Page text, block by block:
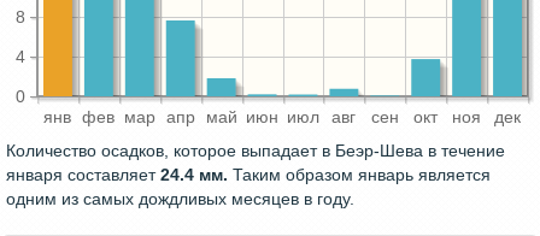
янв фев мар апр май июн июл авг сен окт ноя дек
0
4
8
Количество осадков, которое выпадает в Беэр-Шева в течение
января составляет24.4 мм. Таким образом январь является
одним из самых дождливых месяцев в году.